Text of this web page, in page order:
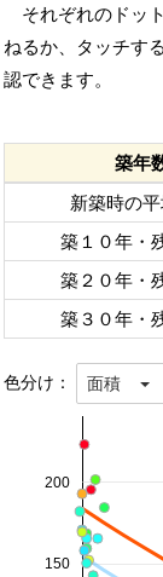
それぞれのドッ
ねるか、タッチす
認できます。
築年
新築時の
築１０年・
築２０年・
築３０年・
色分け： 面積
150
200